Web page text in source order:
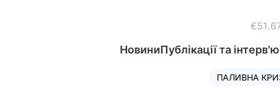
НовиниПублікації та інтерв'ю
ПАЛИВНА